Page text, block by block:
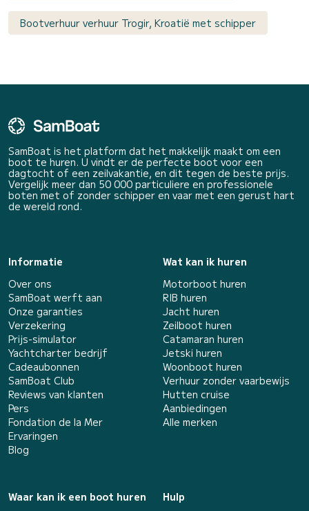
Bootverhuur verhuur Trogir, Kroatië met schipper
SamBoat is het platform dat het makkelijk maakt om een
boot te huren. U vindt er de perfecte boot voor een
dagtocht of een zeilvakantie, en dit tegen de beste prijs.
Vergelijk meer dan 50 000 particuliere en professionele
boten met of zonder schipper en vaar met een gerust hart
de wereld rond.
Informatie
Over ons
SamBoat werft aan
Onze garanties
Verzekering
Prijs-simulator
Yachtcharter bedrijf
Cadeaubonnen
SamBoat Club
Reviews van klanten
Pers
Fondation de la Mer
Ervaringen
Blog
Wat kan ik huren
Motorboot huren
RIB huren
Jacht huren
Zeilboot huren
Catamaran huren
Jetski huren
Woonboot huren
Verhuur zonder vaarbewijs
Hutten cruise
Aanbiedingen
Alle merken
Waar kan ik een boot huren
Hulp